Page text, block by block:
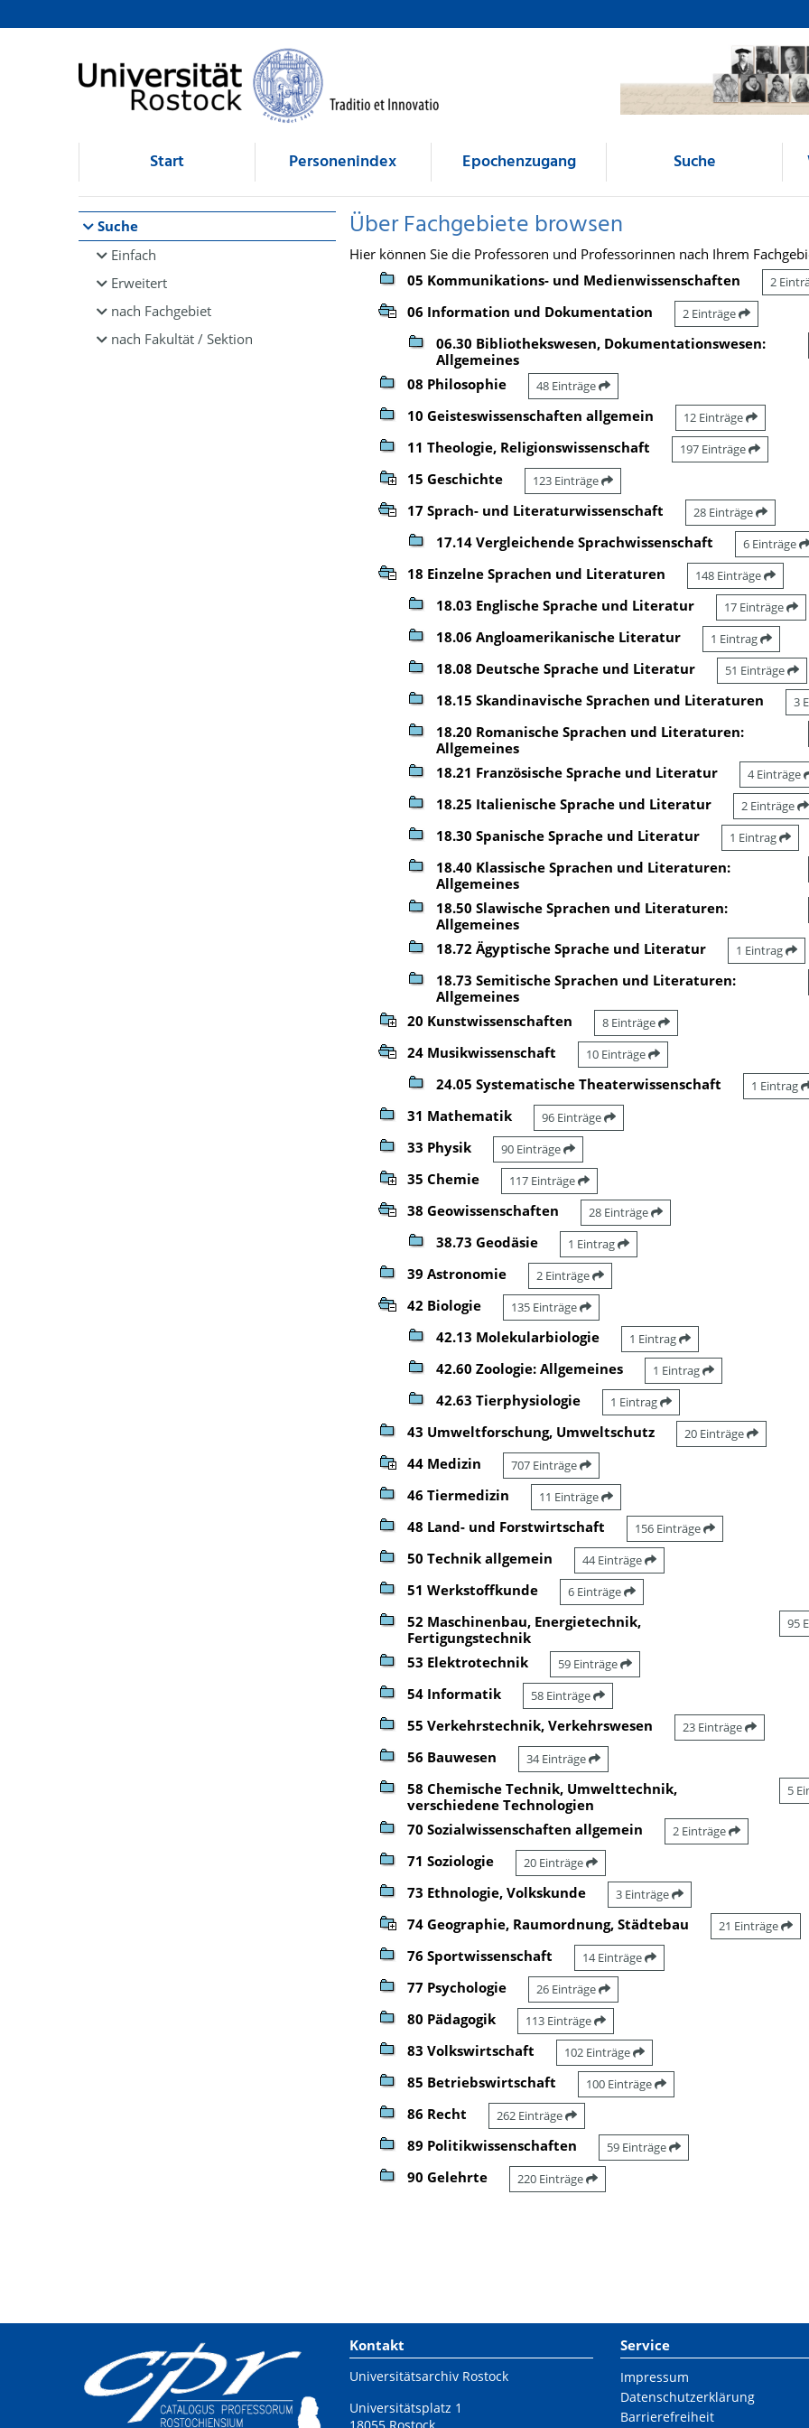
Browsen
direkt zum Inhalt
Start Personenindex Epochenzugang Suche
Suche
Einfach
Erweitert
nach Fachgebiet
nach Fakultät / Sektion
Über Fachgebiete browsen
Hier können Sie die Professoren und Professorinnen nach Ihrem
05 Kommunikations- und Medienwissenschaften
2
06 Information und Dokumentation 2 Einträge
06.30 Bibliothekswesen, Dokumentationswesen:
Allgemeines
08 Philosophie 48 Einträge
10 Geisteswissenschaften allgemein 12 Einträge
11 Theologie, Religionswissenschaft 197 Einträge
15 Geschichte 123 Einträge
17 Sprach- und Literaturwissenschaft 28 Einträge
17.14 Vergleichende Sprachwissenschaft 6 Einträge
18 Einzelne Sprachen und Literaturen 148 Einträge
18.03 Englische Sprache und Literatur 17 Einträge
18.06 Angloamerikanische Literatur 1 Eintrag
18.08 Deutsche Sprache und Literatur 51 Einträge
18.15 Skandinavische Sprachen und Literaturen 3
18.20 Romanische Sprachen und Literaturen:
Allgemeines
18.21 Französische Sprache und Literatur 4 Einträge
18.25 Italienische Sprache und Literatur 2 Einträge
18.30 Spanische Sprache und Literatur 1 Eintrag
18.40 Klassische Sprachen und Literaturen:
Allgemeines
18.50 Slawische Sprachen und Literaturen:
Allgemeines
18.72 Ägyptische Sprache und Literatur 1 Eintrag
18.73 Semitische Sprachen und Literaturen:
Allgemeines
20 Kunstwissenschaften 8 Einträge
24 Musikwissenschaft 10 Einträge
24.05 Systematische Theaterwissenschaft 1 Eintrag
31 Mathematik 96 Einträge
33 Physik 90 Einträge
35 Chemie 117 Einträge
38 Geowissenschaften 28 Einträge
38.73 Geodäsie 1 Eintrag
39 Astronomie 2 Einträge
42 Biologie 135 Einträge
42.13 Molekularbiologie 1 Eintrag
42.60 Zoologie: Allgemeines 1 Eintrag
42.63 Tierphysiologie 1 Eintrag
43 Umweltforschung, Umweltschutz 20 Einträge
44 Medizin 707 Einträge
46 Tiermedizin 11 Einträge
48 Land- und Forstwirtschaft 156 Einträge
50 Technik allgemein 44 Einträge
51 Werkstoffkunde 6 Einträge
52 Maschinenbau, Energietechnik,
Fertigungstechnik
95
53 Elektrotechnik 59 Einträge
54 Informatik 58 Einträge
55 Verkehrstechnik, Verkehrswesen 23 Einträge
56 Bauwesen 34 Einträge
58 Chemische Technik, Umwelttechnik,
verschiedene Technologien
5
70 Sozialwissenschaften allgemein 2 Einträge
71 Soziologie 20 Einträge
73 Ethnologie, Volkskunde 3 Einträge
74 Geographie, Raumordnung, Städtebau 21 Einträge
76 Sportwissenschaft 14 Einträge
77 Psychologie 26 Einträge
80 Pädagogik 113 Einträge
83 Volkswirtschaft 102 Einträge
85 Betriebswirtschaft 100 Einträge
86 Recht 262 Einträge
89 Politikwissenschaften 59 Einträge
90 Gelehrte 220 Einträge
Kontakt
Universitätsarchiv Rostock
Universitätsplatz 1
Service
Impressum
Datenschutzerklärung
Barrierefreiheit